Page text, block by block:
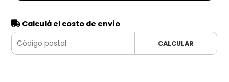
Calculá el costo de envío
CALCULAR